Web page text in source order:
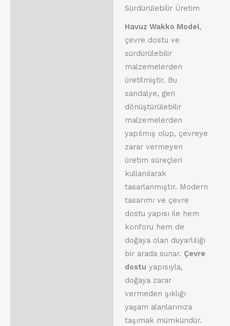
Sürdürülebilir Üretim
Havuz Wakko Model,
çevre dostu ve
sürdürülebilir
malzemelerden
üretilmiştir. Bu
sandalye, geri
dönüştürülebilir
malzemelerden
yapılmış olup, çevreye
zarar vermeyen
üretim süreçleri
kullanılarak
tasarlanmıştır. Modern
tasarımı ve çevre
dostu yapısı ile hem
konforu hem de
doğaya olan duyarlılığı
bir arada sunar. Çevre
dostu yapısıyla,
doğaya zarar
vermeden şıklığı
yaşam alanlarınıza
taşımak mümkündür.